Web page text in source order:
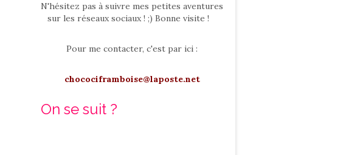
N'hésitez pas à suivre mes petites aventures
sur les réseaux sociaux ! ;) Bonne visite !
Pour me contacter, c'est par ici :
chocociframboise@laposte.net
On se suit ?